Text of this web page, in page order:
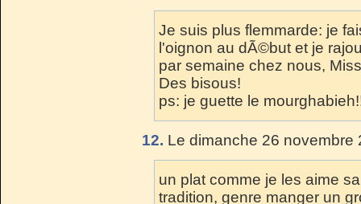
Je suis plus flemmarde: je
l'oignon au dÃ©but et je
par semaine chez nous,
Des bisous!
ps: je guette le
12. Le dimanche 26
un plat comme je les aime
tradition, genre manger un